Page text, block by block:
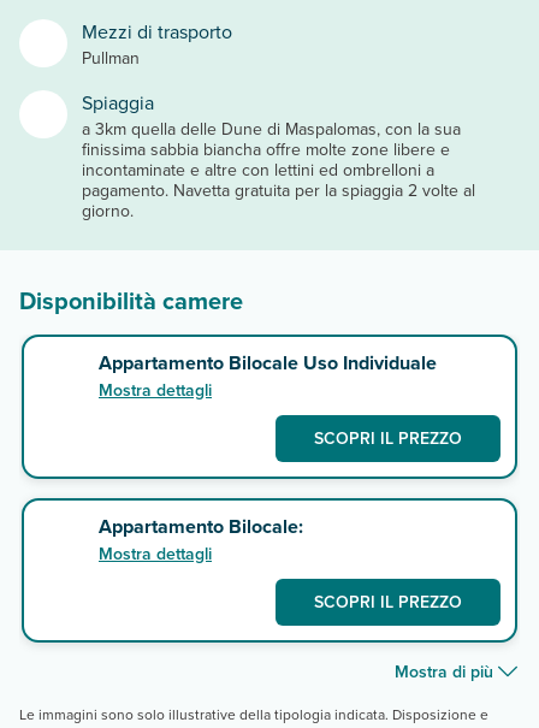
Mezzi di trasporto
Pullman
Spiaggia
a 3km quella delle Dune di Maspalomas, con la sua
finissima sabbia biancha offre molte zone libere e
incontaminate e altre con lettini ed ombrelloni a
pagamento. Navetta gratuita per la spiaggia 2 volte al
giorno.
Disponibilità camere
Appartamento Bilocale Uso Individuale
Mostra dettagli
SCOPRI IL PREZZO
Appartamento Bilocale:
Mostra dettagli
SCOPRI IL PREZZO
Mostra di più
Le immagini sono solo illustrative della tipologia indicata. Disposizione e